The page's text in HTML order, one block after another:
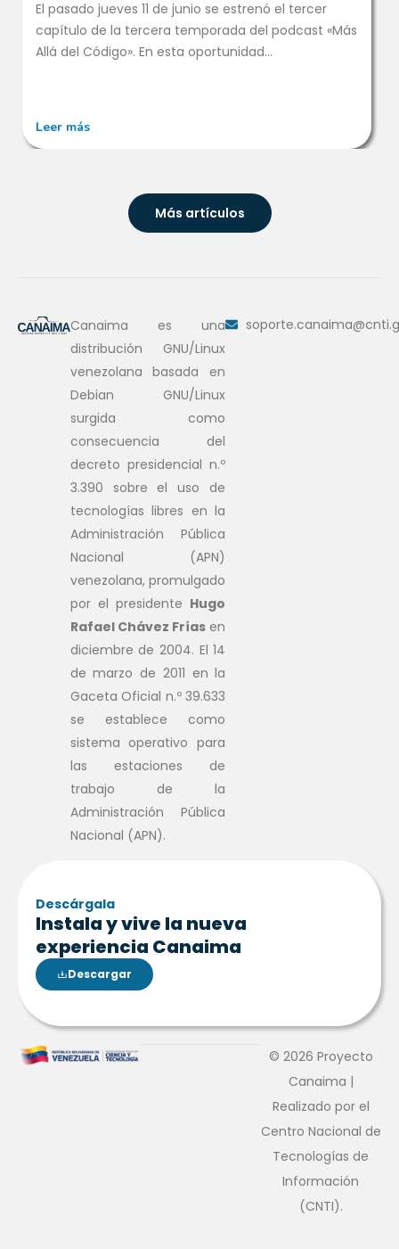
El pasado jueves 11 de junio se estrenó el tercer
capítulo de la tercera temporada del podcast «Más
Allá del Código». En esta oportunidad...
Leer más
Más artículos
Canaima es una
distribución GNU/Linux
venezolana basada en
Debian GNU/Linux
surgida como
consecuencia del
decreto presidencial n.º
3.390 sobre el uso de
tecnologías libres en la
Administración Pública
Nacional (APN)
venezolana, promulgado
por el presidente Hugo
Rafael Chávez Frías en
diciembre de 2004. El 14
de marzo de 2011 en la
Gaceta Oficial n.º 39.633
se establece como
sistema operativo para
las estaciones de
trabajo de la
Administración Pública
Nacional (APN).
Descárgala
Instala y vive la nueva
experiencia Canaima
Descargar
© 2026 Proyecto
Canaima |
Realizado por el
Centro Nacional de
Tecnologías de
Información
(CNTI).